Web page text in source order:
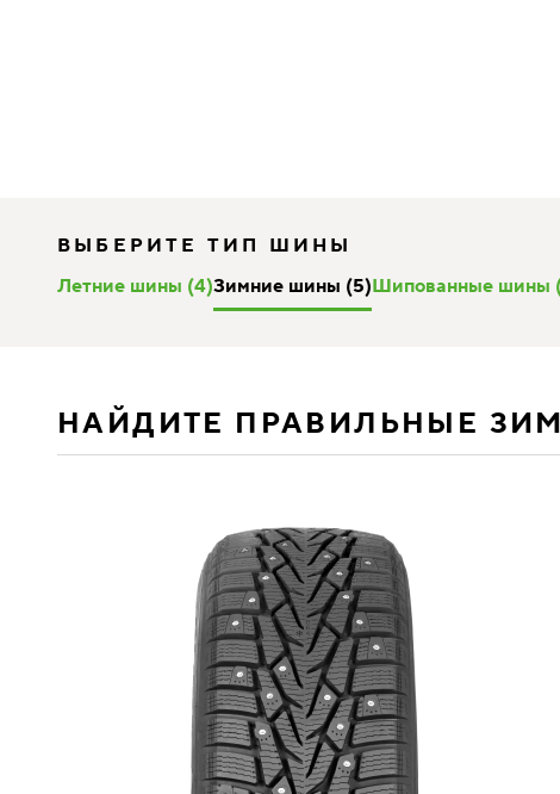
ВЫБЕРИТЕ ТИП ШИНЫ
Летние шины (4)Зимние шины (5)Шипованные шины
НАЙДИТЕ ПРАВИЛЬНЫЕ